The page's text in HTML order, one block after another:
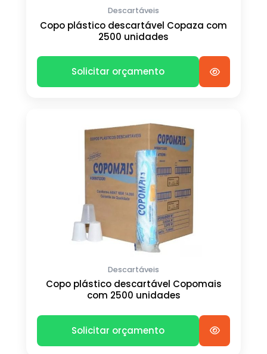
Descartáveis
Copo plástico descartável Copaza com
2500 unidades
Solicitar orçamento
Descartáveis
Copo plástico descartável Copomais
com 2500 unidades
Solicitar orçamento